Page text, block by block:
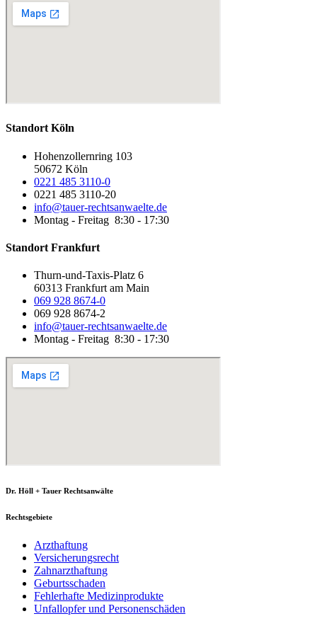
Standort Köln
Hohenzollernring 103
50672 Köln
0221 485 3110-0
0221 485 3110-20
info@tauer-rechtsanwaelte.de
Montag - Freitag 8:30 - 17:30
Standort Frankfurt
Thurn-und-Taxis-Platz 6
60313 Frankfurt am Main
069 928 8674-0
069 928 8674-2
info@tauer-rechtsanwaelte.de
Montag - Freitag 8:30 - 17:30
Dr. Höll + Tauer Rechtsanwälte
Rechtsgebiete
Arzthaftung
Versicherungsrecht
Zahnarzthaftung
Geburtsschaden
Fehlerhafte Medizinprodukte
Unfallopfer und Personenschäden